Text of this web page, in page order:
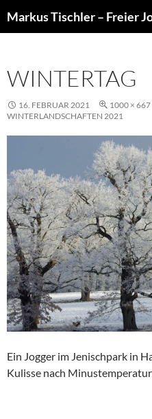
WINTERTAG
16. FEBRUAR 2021 1000 × 667
WINTERLANDSCHAFTEN 2021
Ein Jogger im Jenischpark in
Kulisse nach